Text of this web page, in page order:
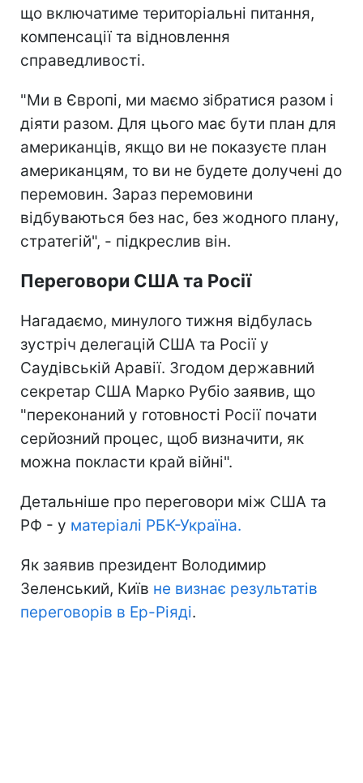
що включатиме територіальні питання,
компенсації та відновлення
справедливості.
"Ми в Європі, ми маємо зібратися разом і
діяти разом. Для цього має бути план для
американців, якщо ви не показуєте план
американцям, то ви не будете долучені до
перемовин. Зараз перемовини
відбуваються без нас, без жодного плану,
стратегій", - підкреслив він.
Переговори США та Росії
Нагадаємо, минулого тижня відбулась
зустріч делегацій США та Росії у
Саудівській Аравії. Згодом державний
секретар США Марко Рубіо заявив, що
"переконаний у готовності Росії почати
серйозний процес, щоб визначити, як
можна покласти край війні".
Детальніше про переговори між США та
РФ - у матеріалі РБК-Україна.
Як заявив президент Володимир
Зеленський, Київ не визнає результатів
переговорів в Ер-Ріяді.